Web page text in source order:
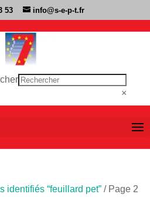
53 info@s-e-p-t.fr
×
identifiés “feuillard pet” / Page 2